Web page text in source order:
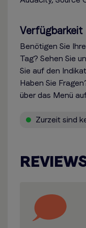
Verfügbarkeit
Benötigen Sie
Tag? Sehen Sie
Sie auf den
Haben Sie
über das Menü
Zurzeit sind